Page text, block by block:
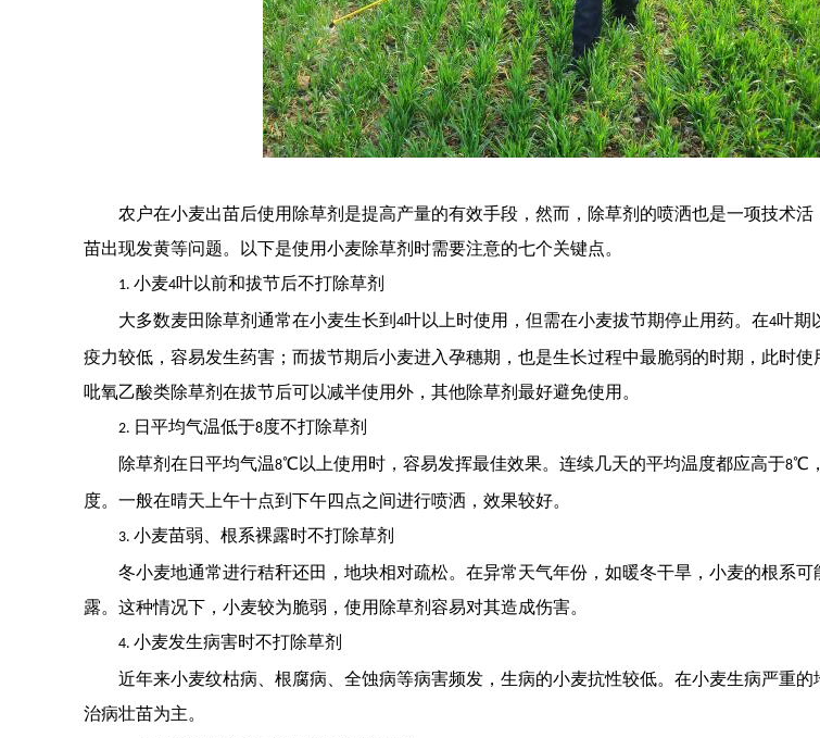
农户在小麦出苗后使用除草剂是提高产量的有效手段，然而，除草剂的喷洒也是一项技术
苗出现发黄等问题。以下是使用小麦除草剂时需要注意的七个关键点。
1. 小麦4叶以前和拔节后不打除草剂
大多数麦田除草剂通常在小麦生长到 4叶以上时使用，但需在小麦拔节期停止用药。在4叶期
疫力较低，容易发生药害；而拔节期后小麦进入孕穗期，也是生长过程中最脆弱的时期，此时
吡氧乙酸类除草剂在拔节后可以减半使用外，其他除草剂最好避免使用。
2. 日平均气温低于8度不打除草剂
除草剂在日平均气温8℃以上使用时，容易发挥最佳效果。连续几天的平均温度都应高于8℃
度。一般在晴天上午十点到下午四点之间进行喷洒，效果较好。
3. 小麦苗弱、根系裸露时不打除草剂
冬小麦地通常进行秸秆还田，地块相对疏松。在异常天气年份，如暖冬干旱，小麦的根系
露。这种情况下，小麦较为脆弱，使用除草剂容易对其造成伤害。
4. 小麦发生病害时不打除草剂
近年来小麦纹枯病、根腐病、全蚀病等病害频发，生病的小麦抗性较低。在小麦生病严重
治病壮苗为主。